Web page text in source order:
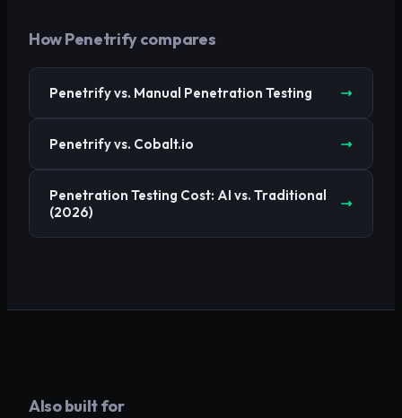
How Penetrify compares
Penetrify vs. Manual Penetration Testing
Penetrify vs. Cobalt.io
Penetration Testing Cost: AI vs. Traditional
(2026)
Also built for